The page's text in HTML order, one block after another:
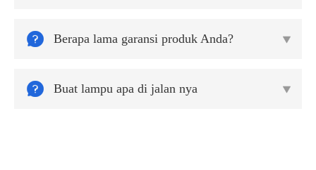
 Berapa lama garansi produk Anda? 
 Buat lampu apa di jalan nya 